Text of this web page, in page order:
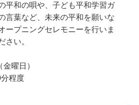
平和の唄や、子ども平和学習ガ
言葉など、未来の平和を願いな
ープニングセレモニーを行いま
さい。
曜日）
程度